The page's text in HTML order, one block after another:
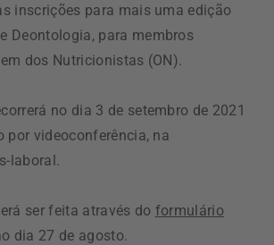
inscrições para mais uma edição
Deontologia, para membros
dos Nutricionistas (ON).
no dia 3 de setembro de 2021
por videoconferência, na
laboral.
ser feita através do formulário
dia 27 de agosto.